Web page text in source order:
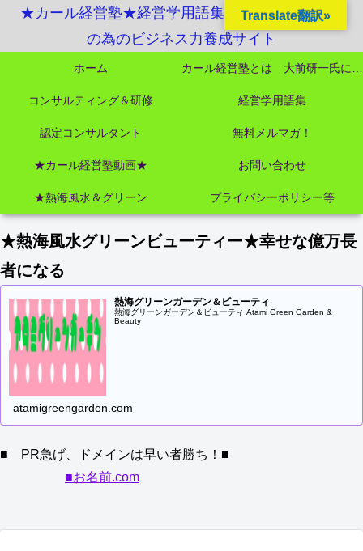
★カール経営塾★経営学用語集起業独立成功MBA
の為のビジネス力養成サイト
ホーム
コンサルティング＆研修 経営学用語集
認定コンサルタント 無料メルマガ！
★カール経営塾動画★ お問い合わせ
★熱海風水＆グリーン プライバシーポリシー等
★熱海風水グリーンビューティー★幸せな億万長
者になる
熱海グリーンガーデン＆ビューティ
熱海グリーンガーデン＆ビューティ Atami Green Garden &
Beauty
atamigreengarden.com
■ PR急げ、ドメインは早い者勝ち！■
■お名前.com
Translate翻訳»